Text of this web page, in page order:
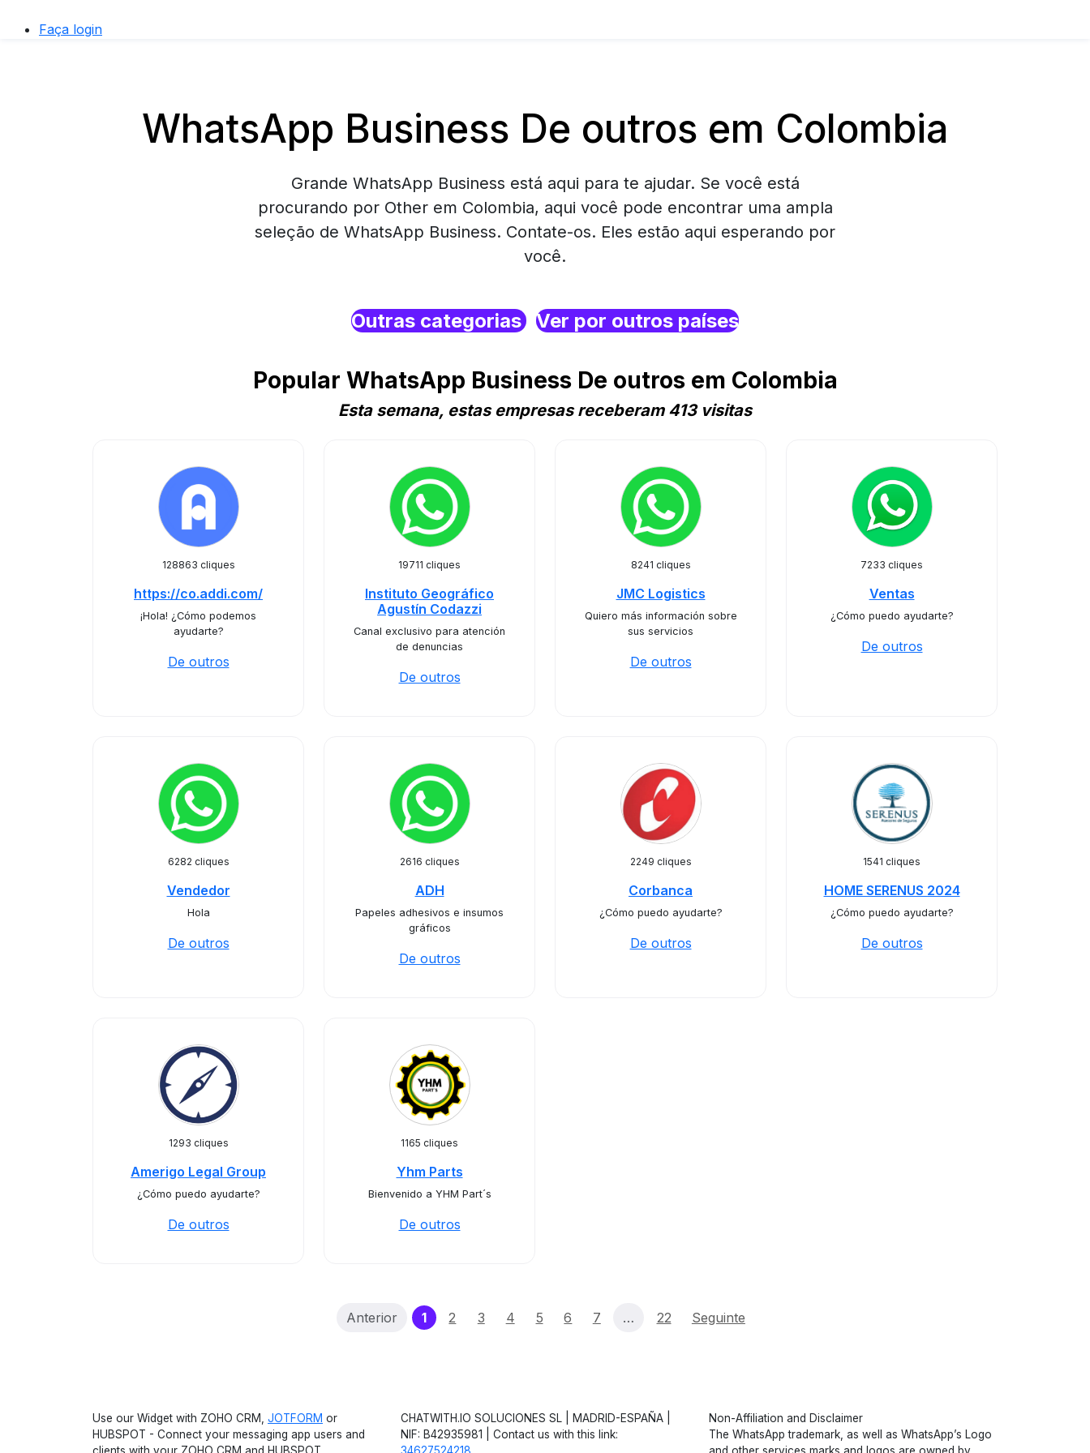
Faça login
WhatsApp Business De outros em Colombia
Grande WhatsApp Business está aqui para te ajudar. Se você está
procurando por Other em Colombia, aqui você pode encontrar uma ampla
seleção de WhatsApp Business. Contate-os. Eles estão aqui esperando por
você.
Outras categorias Ver por outros países
Popular WhatsApp Business De outros em Colombia
Esta semana, estas empresas receberam 413 visitas
128863 cliques
https://co.addi.com/
¡Hola! ¿Cómo podemos
ayudarte?
De outros
19711 cliques
Instituto Geográfico
Agustín Codazzi
Canal exclusivo para atención
de denuncias
De outros
8241 cliques
JMC Logistics
Quiero más información sobre
sus servicios
De outros
7233 cliques
Ventas
¿Cómo puedo ayudarte?
De outros
6282 cliques
Vendedor
Hola
De outros
2616 cliques
ADH
Papeles adhesivos e insumos
gráficos
De outros
2249 cliques
Corbanca
¿Cómo puedo ayudarte?
De outros
1541 cliques
HOME SERENUS 2024
¿Cómo puedo ayudarte?
De outros
1293 cliques
Amerigo Legal Group
¿Cómo puedo ayudarte?
De outros
1165 cliques
Yhm Parts
Bienvenido a YHM Part´s
De outros
Anterior 1(current)
2 3 4 5 6 7 … 22 Seguinte
Use our Widget with ZOHO CRM, JOTFORM or
HUBSPOT - Connect your messaging app users and
CHATWITH.IO SOLUCIONES SL | MADRID-ESPAÑA |
NIF: B42935981 | Contact us with this link:
Non-Affiliation and Disclaimer
The WhatsApp trademark, as well as WhatsApp’s Logo